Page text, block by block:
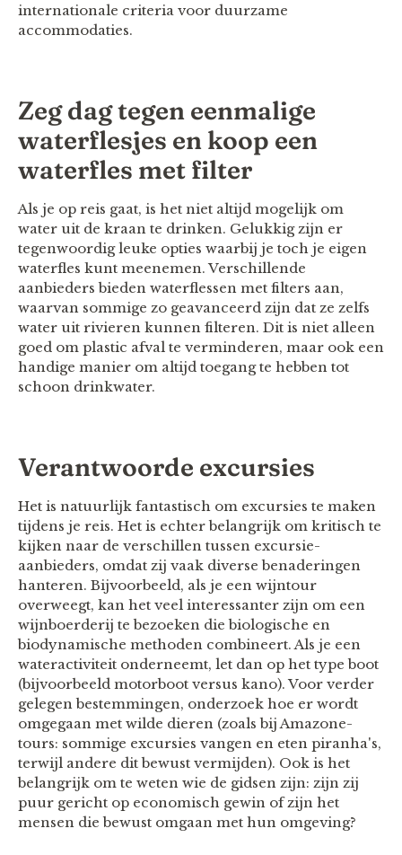
internationale criteria voor duurzame
accommodaties.
Zeg dag tegen eenmalige
waterflesjes en koop een
waterfles met filter
Als je op reis gaat, is het niet altijd mogelijk om
water uit de kraan te drinken. Gelukkig zijn er
tegenwoordig leuke opties waarbij je toch je eigen
waterfles kunt meenemen. Verschillende
aanbieders bieden waterflessen met filters aan,
waarvan sommige zo geavanceerd zijn dat ze zelfs
water uit rivieren kunnen filteren. Dit is niet alleen
goed om plastic afval te verminderen, maar ook een
handige manier om altijd toegang te hebben tot
schoon drinkwater.
Verantwoorde excursies
Het is natuurlijk fantastisch om excursies te maken
tijdens je reis. Het is echter belangrijk om kritisch te
kijken naar de verschillen tussen excursie-
aanbieders, omdat zij vaak diverse benaderingen
hanteren. Bijvoorbeeld, als je een wijntour
overweegt, kan het veel interessanter zijn om een
wijnboerderij te bezoeken die biologische en
biodynamische methoden combineert. Als je een
wateractiviteit onderneemt, let dan op het type boot
(bijvoorbeeld motorboot versus kano). Voor verder
gelegen bestemmingen, onderzoek hoe er wordt
omgegaan met wilde dieren (zoals bij Amazone-
tours: sommige excursies vangen en eten piranha's,
terwijl andere dit bewust vermijden). Ook is het
belangrijk om te weten wie de gidsen zijn: zijn zij
puur gericht op economisch gewin of zijn het
mensen die bewust omgaan met hun omgeving?